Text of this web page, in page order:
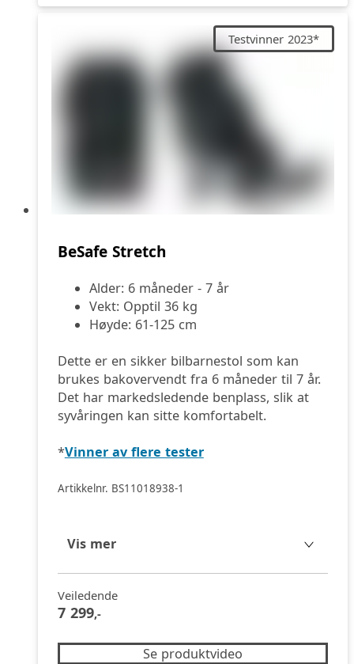
Testvinner 2023*
BeSafe Stretch
Alder: 6 måneder - 7 år
Vekt: Opptil 36 kg
Høyde: 61-125 cm
Dette er en sikker bilbarnestol som kan
brukes bakovervendt fra 6 måneder til 7 år.
Det har markedsledende benplass, slik at
syvåringen kan sitte komfortabelt.
*Vinner av flere tester
Artikkelnr. BS11018938-1
Vis mer
Veiledende
7 299,-
Se produktvideo